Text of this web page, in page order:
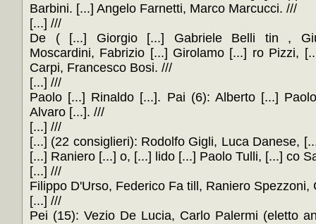
Barbini. [...] Angelo Farnetti, Marco Marcucci. ///
[...] ///
De ( [...] Giorgio [...] Gabriele Belli tin ,
Moscardini, Fabrizio [...] Girolamo [...] ro Pizzi,
Carpi, Francesco Bosi. ///
[...] ///
Paolo [...] Rinaldo [...]. Pai (6): Alberto [...]
Alvaro [...]. ///
[...] ///
[...] (22 consiglieri): Rodolfo Gigli, Luca Danese,
[...] Raniero [...] o, [...] lido [...] Paolo Tulli, [...] co
[...] ///
Filippo D'Urso, Federico Fa till, Raniero Spezzoni,
[...] ///
Pei (15): Vezio De Lucia, Carlo Palermi (eletto